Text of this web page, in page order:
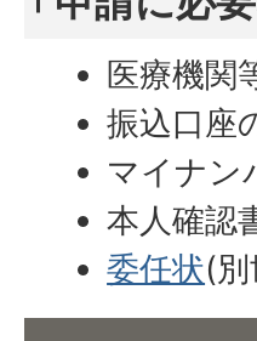
医療機関
振込口座
マイナン
本人確認
委任状(